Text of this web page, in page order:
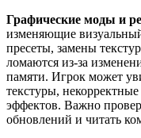
Графические моды и
изменяющие
пресеты, замены
ломаются из-за
памяти. Игрок может
текстуры,
эффектов. Важно
обновлений и читать